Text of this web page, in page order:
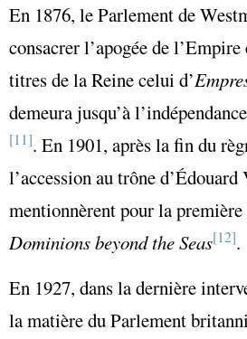
En 1876, le Parlement de
consacrer l’apogée de
titres de la Reine celui d’
demeura jusqu’à
[11]. En 1901, après la fin du
l’accession au trône
mentionnèrent pour la
Dominions beyond the Seas[12].
En 1927, dans la dernière
la matière du Parlement